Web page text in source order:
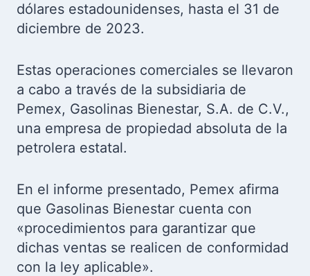
dólares estadounidenses, hasta el 31 de
diciembre de 2023.
Estas operaciones comerciales se llevaron
a cabo a través de la subsidiaria de
Pemex, Gasolinas Bienestar, S.A. de C.V.,
una empresa de propiedad absoluta de la
petrolera estatal.
En el informe presentado, Pemex afirma
que Gasolinas Bienestar cuenta con
«procedimientos para garantizar que
dichas ventas se realicen de conformidad
con la ley aplicable».